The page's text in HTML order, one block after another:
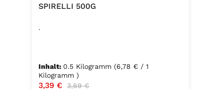
SPIRELLI 500G
.
Inhalt: 0.5 Kilogramm (6,78 € / 1
Kilogramm )
Verkaufspreis:
3,39 € Regulärer Preis:
3,69 €